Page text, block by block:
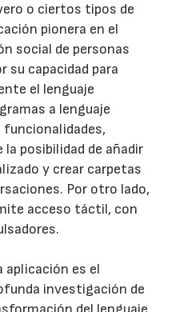
o ciertos tipos de
pionera en el
social de personas
su capacidad para
el lenguaje
a lenguaje
posibilidad de añadir
y crear carpetas
Por otro lado,
acceso táctil, con
aplicación es el
investigación de